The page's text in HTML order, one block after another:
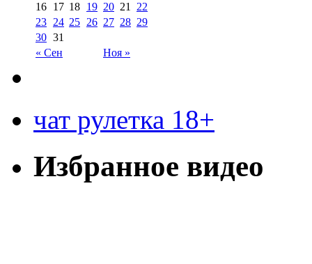
« Сен Ноя »
16 17 18 19 20 21
22
23 24 25 26 27 28 29
30 31
чат рулетка 18+
Избранное видео